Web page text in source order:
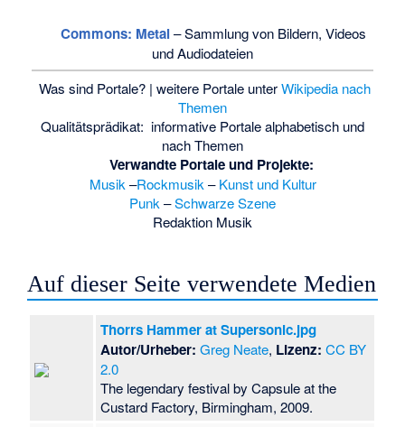
Label36%
Commons: Metal– Sammlung von Bildern, Videos
und Audiodateien
Was sind Portale?| weitere Portale unterWikipedia nach
Themen
Qualitätsprädikat: informative Portalealphabetisch und
nach Themen
Verwandte Portale und Projekte:
Musik –Rockmusik –Kunst und Kultur
Punk –Schwarze Szene
Redaktion Musik
Auf dieser Seite verwendete Medien
Thorrs Hammer at Supersonic.jpg
Autor/Urheber: Greg Neate, Lizenz: CC BY
2.0
The legendary festival by Capsule at the
Custard Factory, Birmingham, 2009.